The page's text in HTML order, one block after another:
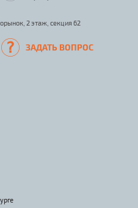
2 этаж, секция 62
ЗАДАТЬ ВОПРОС